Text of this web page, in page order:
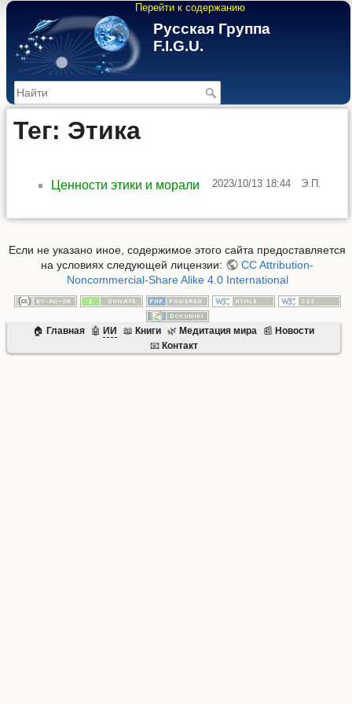
Перейти к содержанию
Русская Группа
F.I.G.U.
Тег: Этика
Ценности этики и морали 2023/10/13 18:44 Э.П.
Если не указано иное, содержимое этого сайта предоставляется
на условиях следующей лицензии:
CC Attribution-
Noncommercial-Share Alike 4.0 International
🏠Главная 🤖ИИ 📖Книги 🌿Mедитация мира 📰Новости
📧 Контакт